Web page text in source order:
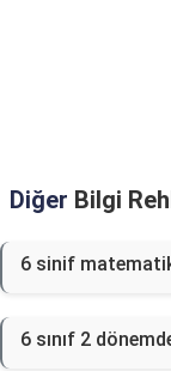
Diğer Bilgi
6 sinif
6 sınıf 2